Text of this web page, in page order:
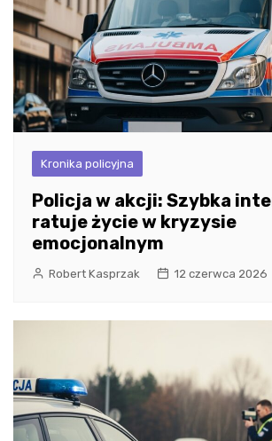
Kronika policyjna
Policja w akcji: Szybka
ratuje życie w kryzysie
emocjonalnym
Robert Kasprzak 12 czerwca 2026